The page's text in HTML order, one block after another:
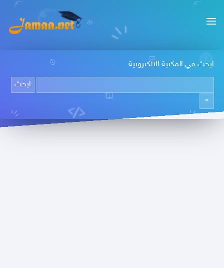
ابحث في المكتبة الالكترونية